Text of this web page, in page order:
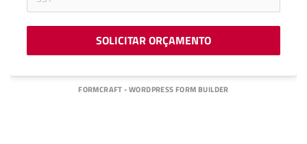
SOLICITAR ORÇAMENTO
FORMCRAFT - WORDPRESS FORM BUILDER